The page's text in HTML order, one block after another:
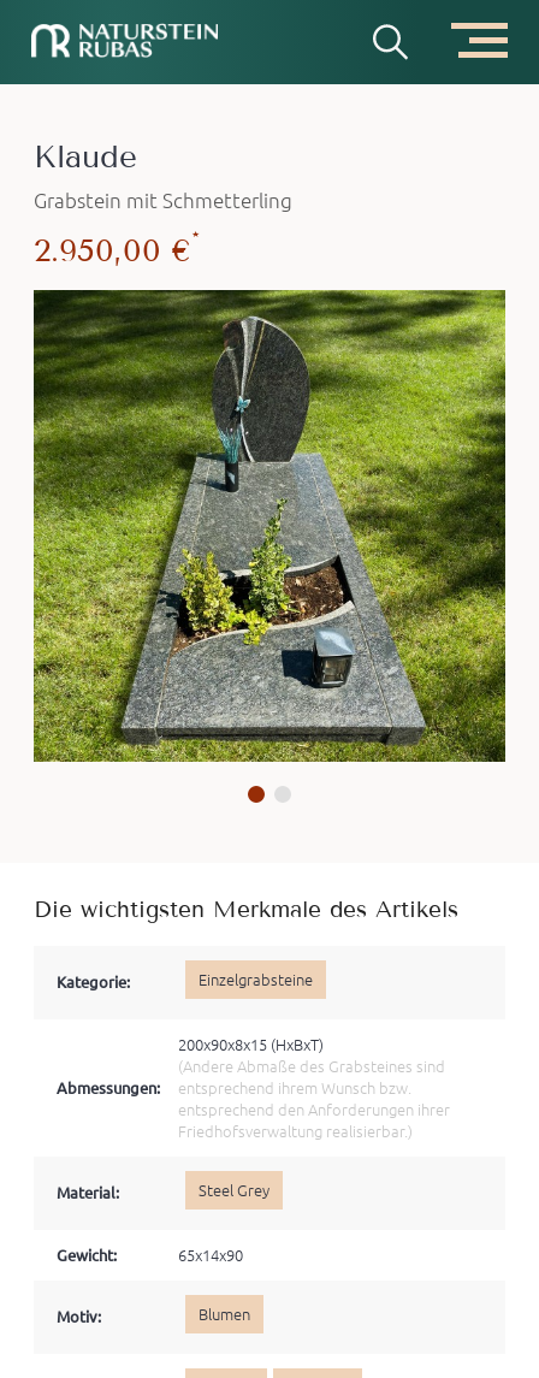
Klaude
Grabstein mit Schmetterling
2.950,00 €*
Die wichtigsten Merkmale des Artikels
Kategorie: Einzelgrabsteine
Abmessungen:
200x90x8x15 (HxBхT)
(Andere Abmaße des Grabsteines sind
entsprechend ihrem Wunsch bzw.
entsprechend den Anforderungen ihrer
Friedhofsverwaltung realisierbar.)
Material: Steel Grey
Gewicht: 65x14x90
Motiv: Blumen